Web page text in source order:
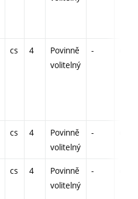
cs 4
Povinně
volitelný
-
cs 4
Povinně
volitelný
-
cs 4
Povinně
volitelný
-